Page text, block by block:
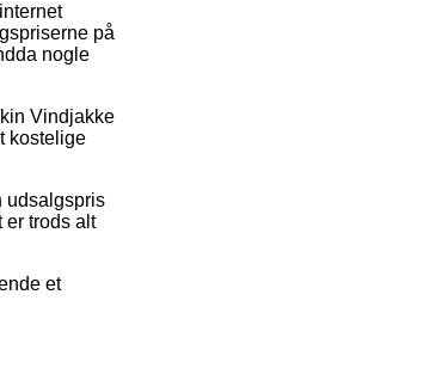
på
nogle
Vindjakke
kostelige
udsalgspris
er trods alt
et